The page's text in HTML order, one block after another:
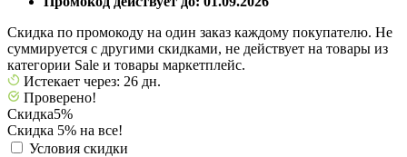
Скидка по промокоду на один заказ каждому покупателю. Не
суммируется с другими скидками, не действует на товары из
категории Sale и товары маркетплейс.
Истекает через: 26 дн.
Проверено!
Скидка5%
Скидка 5% на все!
Условия скидки